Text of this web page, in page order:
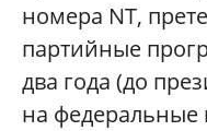
номера NT,
партийные
два года (до
на